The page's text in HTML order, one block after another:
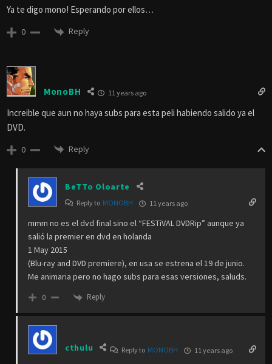
Ya te digo mono! Esperando por ellos…
0 Reply
MonoBH 11 years ago
Increible que aun no haya subs para esta peli habiendo salido ya el
DVD.
0 Reply
BeTTo Oloarte
Reply to MONOBH 11 years ago
mmm no es el dvd final sino el “FESTiVAL DVDRip” aunque ya
salió la premier en dvd en holanda
1 May 2015
(Blu-ray and DVD premiere), en usa se estrena el 19 de junio.
Me animaria pero no hago subs para esas versiones, saluds.
0 Reply
cthulu Reply to MONOBH 11 years ago